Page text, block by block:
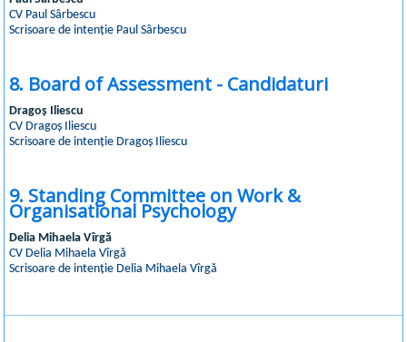
CV Paul Sârbescu
Scrisoare de intenție Paul Sârbescu
8. Board of Assessment - Candidaturi
Dragoș Iliescu
CV Dragoș Iliescu
Scrisoare de intenție Dragoș Iliescu
9. Standing Committee on Work &
Organisational Psychology
Delia Mihaela Vîrgă
CV Delia Mihaela Vîrgă
Scrisoare de intenție Delia Mihaela Vîrgă